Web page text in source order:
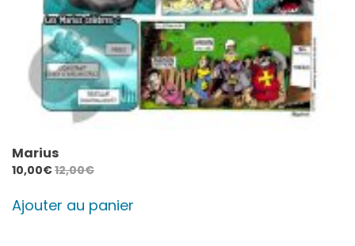
Marius
10,00€12,00€
Ajouter au panier